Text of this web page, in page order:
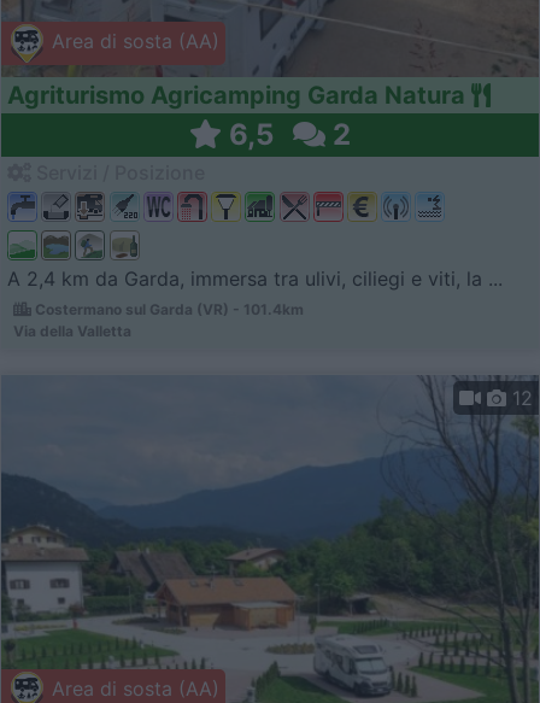
Area di sosta (AA)
Agriturismo Agricamping Garda Natura
6,5 2
A 2,4 km da Garda, immersa tra ulivi, ciliegi e viti, la ...
Costermano sul Garda (VR) - 101.4km
Via della Valletta
Area di sosta (AA)
12